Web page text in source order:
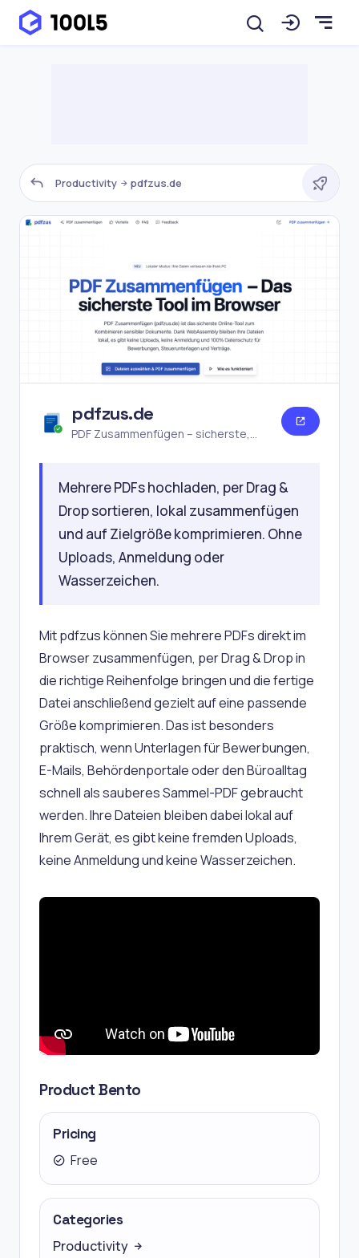
Productivity pdfzus.de
pdfzus.de
PDF Zusammenfügen – sicherste,
Mehrere PDFs hochladen, per Drag &
Drop sortieren, lokal zusammenfügen
und auf Zielgröße komprimieren. Ohne
Uploads, Anmeldung oder
Wasserzeichen.
Mit pdfzus können Sie mehrere PDFs direkt im
Browser zusammenfügen, per Drag & Drop in
die richtige Reihenfolge bringen und die fertige
Datei anschließend gezielt auf eine passende
Größe komprimieren. Das ist besonders
praktisch, wenn Unterlagen für Bewerbungen,
E-Mails, Behördenportale oder den Büroalltag
schnell als sauberes Sammel-PDF gebraucht
werden. Ihre Dateien bleiben dabei lokal auf
Ihrem Gerät, es gibt keine fremden Uploads,
keine Anmeldung und keine Wasserzeichen.
Product Bento
Pricing
Free
Categories
Productivity